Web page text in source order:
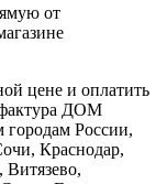
от
цене и оплатить
ДОМ
России,
Краснодар,